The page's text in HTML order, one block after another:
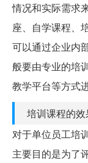
情况和实际需求
座、自学课程、
可以通过企业内
般要由专业的培
教学平台等方式进
培训课程的
对于单位员工培
主要目的是为了